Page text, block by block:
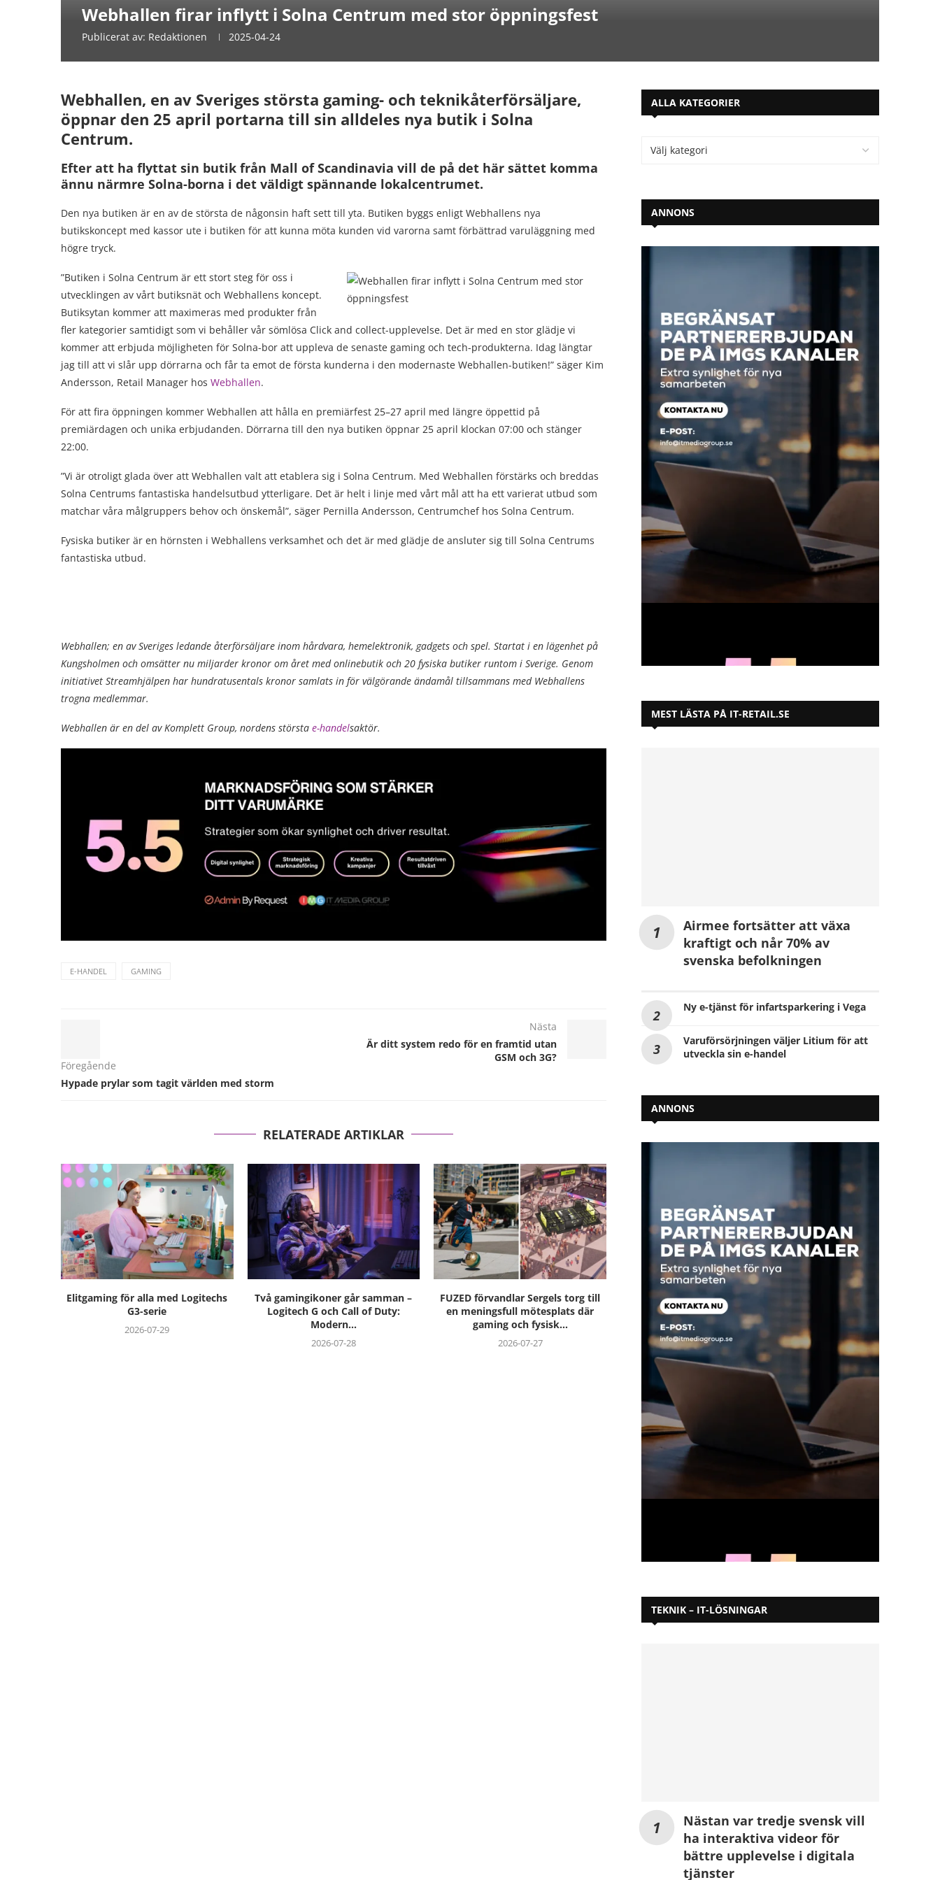
Webhallen firar inflytt i Solna Centrum med stor öppningsfest
Publicerat av: Redaktionen 2025-04-24
Webhallen, en av Sveriges största gaming- och teknikåterförsäljare,
öppnar den 25 april portarna till sin alldeles nya butik i Solna
Centrum.
Efter att ha flyttat sin butik från Mall of Scandinavia vill de på det här sättet komma
ännu närmre Solna-borna i det väldigt spännande lokalcentrumet.
Den nya butiken är en av de största de någonsin haft sett till yta. Butiken byggs enligt Webhallens nya
butikskoncept med kassor ute i butiken för att kunna möta kunden vid varorna samt förbättrad varuläggning med
högre tryck.
”Butiken i Solna Centrum är ett stort steg för oss i
utvecklingen av vårt butiksnät och Webhallens koncept.
Butiksytan kommer att maximeras med produkter från
fler kategorier samtidigt som vi behåller vår sömlösa Click and collect-upplevelse. Det är med en stor glädje vi
kommer att erbjuda möjligheten för Solna-bor att uppleva de senaste gaming och tech-produkterna. Idag längtar
jag till att vi slår upp dörrarna och får ta emot de första kunderna i den modernaste Webhallen-butiken!” säger Kim
Andersson, Retail Manager hos Webhallen.
För att fira öppningen kommer Webhallen att hålla en premiärfest 25–27 april med längre öppettid på
premiärdagen och unika erbjudanden. Dörrarna till den nya butiken öppnar 25 april klockan 07:00 och stänger
22:00.
”Vi är otroligt glada över att Webhallen valt att etablera sig i Solna Centrum. Med Webhallen förstärks och breddas
Solna Centrums fantastiska handelsutbud ytterligare. Det är helt i linje med vårt mål att ha ett varierat utbud som
matchar våra målgruppers behov och önskemål”, säger Pernilla Andersson, Centrumchef hos Solna Centrum.
Fysiska butiker är en hörnsten i Webhallens verksamhet och det är med glädje de ansluter sig till Solna Centrums
fantastiska utbud.
Webhallen; en av Sveriges ledande återförsäljare inom hårdvara, hemelektronik, gadgets och spel. Startat i en lägenhet på
Kungsholmen och omsätter nu miljarder kronor om året med onlinebutik och 20 fysiska butiker runtom i Sverige. Genom
initiativet Streamhjälpen har hundratusentals kronor samlats in för välgörande ändamål tillsammans med Webhallens
trogna medlemmar.
Webhallen är en del av Komplett Group, nordens största e-handelsaktör.
E-HANDEL GAMING
Föregående
Hypade prylar som tagit världen med storm
Nästa
Är ditt system redo för en framtid utan
GSM och 3G?
RELATERADE ARTIKLAR
Elitgaming för alla med Logitechs
G3-serie
2026-07-29
Två gamingikoner går samman –
Logitech G och Call of Duty:
Modern...
2026-07-28
FUZED förvandlar Sergels torg till
en meningsfull mötesplats där
gaming och fysisk...
2026-07-27
ALLA KATEGORIER
ANNONS
MEST LÄSTA PÅ IT-RETAIL.SE
Airmee fortsätter att växa
kraftigt och når 70% av
svenska befolkningen
Ny e-tjänst för infartsparkering i Vega
Varuförsörjningen väljer Litium för att
utveckla sin e-handel
ANNONS
TEKNIK – IT-LÖSNINGAR
Nästan var tredje svensk vill
ha interaktiva videor för
bättre upplevelse i digitala
tjänster